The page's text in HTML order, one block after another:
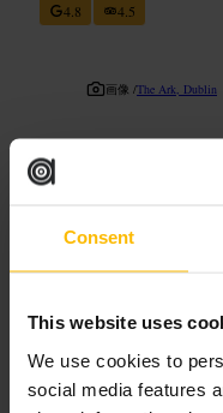
Consent
This website uses
We use cookies to
social media features
4.8
4.5
画像 /The Ark, Dublin
“子どもと一緒に
ス
# 家族でお出かけ # 参加